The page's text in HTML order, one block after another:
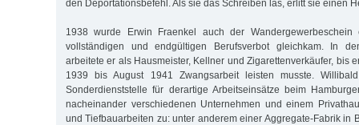
den Deportationsbefehl. Als sie das Schreiben las, erlitt sie einen
1938 wurde Erwin Fraenkel auch der Wandergewerbeschein
vollständigen und endgültigen Berufsverbot gleichkam. In
arbeitete er als Hausmeister, Kellner und Zigarettenverkäufer, bis
1939 bis August 1941 Zwangsarbeit leisten musste.
Sonderdienststelle für derartige Arbeitseinsätze beim
nacheinander verschiedenen Unternehmen und einem
und Tiefbauarbeiten zu: unter anderem einer Aggregate-Fabrik in